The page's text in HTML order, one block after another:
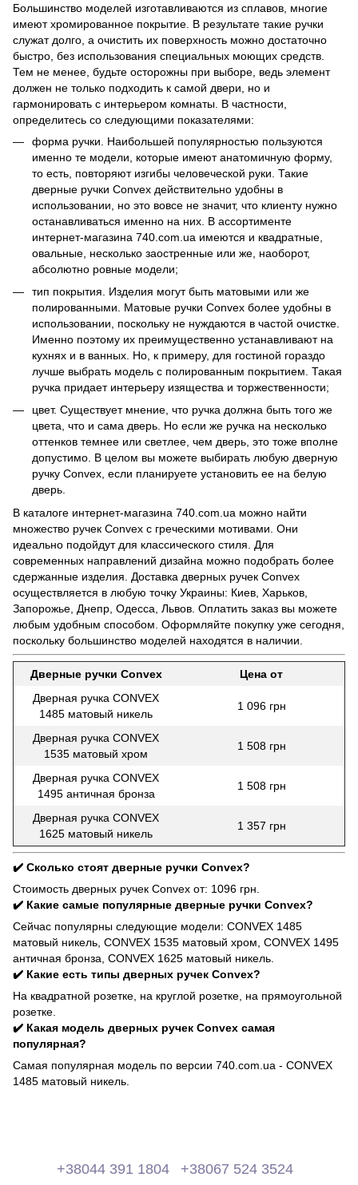
Большинство моделей изготавливаются из сплавов, многие
имеют хромированное покрытие. В результате такие ручки
служат долго, а очистить их поверхность можно достаточно
быстро, без использования специальных моющих средств.
Тем не менее, будьте осторожны при выборе, ведь элемент
должен не только подходить к самой двери, но и
гармонировать с интерьером комнаты. В частности,
определитесь со следующими показателями:
форма ручки. Наибольшей популярностью пользуются
именно те модели, которые имеют анатомичную форму,
то есть, повторяют изгибы человеческой руки. Такие
дверные ручки Convex действительно удобны в
использовании, но это вовсе не значит, что клиенту нужно
останавливаться именно на них. В ассортименте
интернет-магазина 740.com.ua имеются и квадратные,
овальные, несколько заостренные или же, наоборот,
абсолютно ровные модели;
тип покрытия. Изделия могут быть матовыми или же
полированными. Матовые ручки Convex более удобны в
использовании, поскольку не нуждаются в частой очистке.
Именно поэтому их преимущественно устанавливают на
кухнях и в ванных. Но, к примеру, для гостиной гораздо
лучше выбрать модель с полированным покрытием. Такая
ручка придает интерьеру изящества и торжественности;
цвет. Существует мнение, что ручка должна быть того же
цвета, что и сама дверь. Но если же ручка на несколько
оттенков темнее или светлее, чем дверь, это тоже вполне
допустимо. В целом вы можете выбирать любую дверную
ручку Convex, если планируете установить ее на белую
дверь.
В каталоге интернет-магазина 740.com.ua можно найти
множество ручек Convex с греческими мотивами. Они
идеально подойдут для классического стиля. Для
современных направлений дизайна можно подобрать более
сдержанные изделия. Доставка дверных ручек Convex
осуществляется в любую точку Украины: Киев, Харьков,
Запорожье, Днепр, Одесса, Львов. Оплатить заказ вы можете
любым удобным способом. Оформляйте покупку уже сегодня,
поскольку большинство моделей находятся в наличии.
Дверные ручки Сonvex
Цена от
Дверная ручка CONVEX
1485 матовый никель
1 096 грн
Дверная ручка CONVEX
1535 матовый хром
1 508 грн
Дверная ручка CONVEX
1495 античная бронза
1 508 грн
Дверная ручка CONVEX
1625 матовый никель
1 357 грн
✔️ Сколько стоят дверные ручки Сonvex?
Стоимость дверных ручек Convex от: 1096 грн.
✔️ Какие самые популярные дверные ручки Сonvex?
Сейчас популярны следующие модели: CONVEX 1485
матовый никель, CONVEX 1535 матовый хром, CONVEX 1495
античная бронза, CONVEX 1625 матовый никель.
✔️ Какие есть типы дверных ручек Сonvex?
На квадратной розетке, на круглой розетке, на прямоугольной
розетке.
✔️ Какая модель дверных ручек Convex самая
популярная?
Самая популярная модель по версии 740.com.ua - CONVEX
1485 матовый никель.
+38044 391 1804 +38067 524 3524